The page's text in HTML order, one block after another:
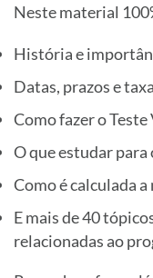
Neste material
História e
Datas, prazos e
Como fazer o
O que estudar para
Como é calculada
E mais de 40
relacionadas ao